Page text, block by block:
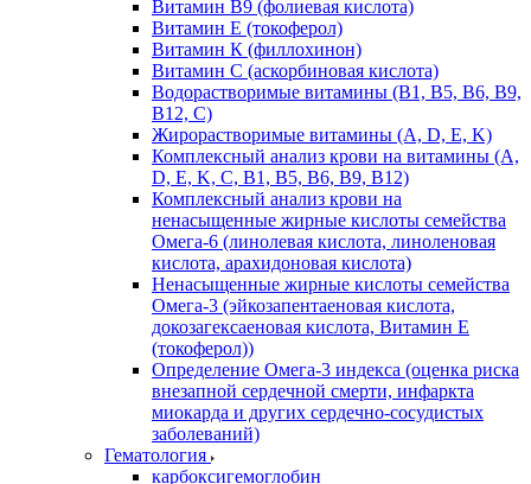
Витамин В9 (фолиевая кислота)
Витамин Е (токоферол)
Витамин К (филлохинон)
Витамин С (аскорбиновая кислота)
Водорастворимые витамины (B1, B5, B6, В9,
В12, С)
Жирорастворимые витамины (A, D, E, K)
Комплексный анализ крови на витамины (A,
D, E, K, C, B1, B5, B6, В9, B12)
Комплексный анализ крови на
ненасыщенные жирные кислоты семейства
Омега-6 (линолевая кислота, линоленовая
кислота, арахидоновая кислота)
Ненасыщенные жирные кислоты семейства
Омега-3 (эйкозапентаеновая кислота,
докозагексаеновая кислота, Витамин E
(токоферол))
Определение Омега-3 индекса (оценка риска
внезапной сердечной смерти, инфаркта
миокарда и других сердечно-сосудистых
заболеваний)
Гематология
карбоксигемоглобин